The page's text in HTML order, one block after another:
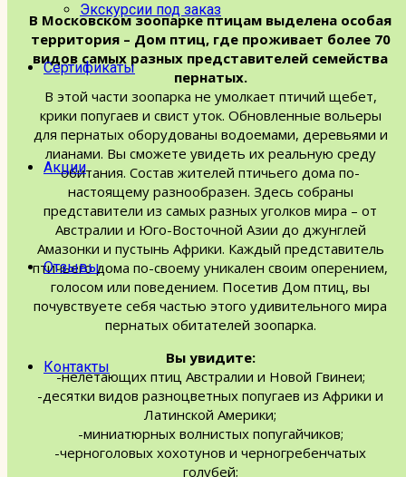
Экскурсии под заказ
Сертификаты
Акции
Отзывы
Контакты
В Московском зоопарке птицам выделена особая
территория – Дом птиц, где проживает более 70
видов самых разных представителей семейства
пернатых.
В этой части зоопарка не умолкает птичий щебет,
крики попугаев и свист уток. Обновленные вольеры
для пернатых оборудованы водоемами, деревьями и
лианами. Вы сможете увидеть их реальную среду
обитания. Состав жителей птичьего дома по-
настоящему разнообразен. Здесь собраны
представители из самых разных уголков мира – от
Австралии и Юго-Восточной Азии до джунглей
Амазонки и пустынь Африки. Каждый представитель
птичьего дома по-своему уникален своим оперением,
голосом или поведением. Посетив Дом птиц, вы
почувствуете себя частью этого удивительного мира
пернатых обитателей зоопарка.
Вы увидите:
-нелетающих птиц Австралии и Новой Гвинеи;
-десятки видов разноцветных попугаев из Африки и
Латинской Америки;
-миниатюрных волнистых попугайчиков;
-черноголовых хохотунов и черногребенчатых
голубей;